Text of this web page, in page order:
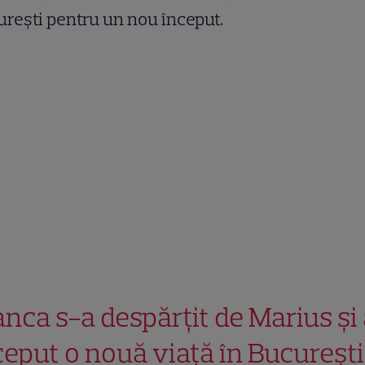
pentru un nou început.
s-a despărțit de Marius și
o nouă viață în București